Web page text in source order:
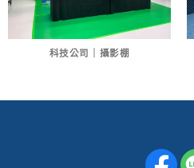
科技公司｜攝影棚